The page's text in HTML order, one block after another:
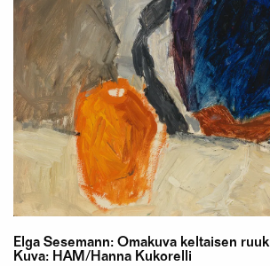
Elga Sesemann: Omakuva keltaisen
Kuva: HAM/Hanna Kukorelli